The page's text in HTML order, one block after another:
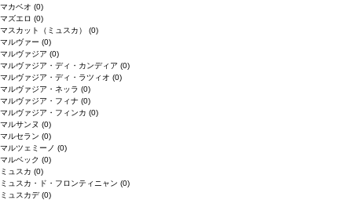
マカベオ (0)
マズエロ (0)
マスカット（ミュスカ） (0)
マルヴァー (0)
マルヴァジア (0)
マルヴァジア・ディ・カンディア (0)
マルヴァジア・ディ・ラツィオ (0)
マルヴァジア・ネッラ (0)
マルヴァジア・フィナ (0)
マルヴァジア・フィンカ (0)
マルサンヌ (0)
マルセラン (0)
マルツェミーノ (0)
マルベック (0)
ミュスカ (0)
ミュスカ・ド・フロンティニャン (0)
ミュスカデ(0)